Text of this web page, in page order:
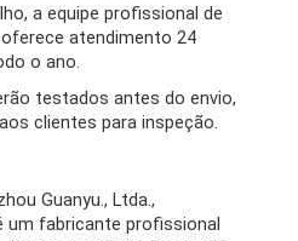
a equipe profissional de
atendimento 24
o ano.
testados antes do envio,
clientes para inspeção.
Guanyu., Ltda.,
um fabricante profissional